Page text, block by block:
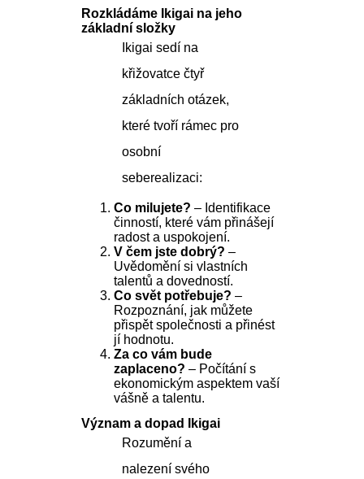
Rozkládáme Ikigai na jeho
základní složky
Ikigai sedí na
křižovatce čtyř
základních otázek,
které tvoří rámec pro
osobní
seberealizaci:
Co milujete? – Identifikace
činností, které vám přinášejí
radost a uspokojení.
V čem jste dobrý? –
Uvědomění si vlastních
talentů a dovedností.
Co svět potřebuje? –
Rozpoznání, jak můžete
přispět společnosti a přinést
jí hodnotu.
Za co vám bude
zaplaceno? – Počítání s
ekonomickým aspektem vaší
vášně a talentu.
Význam a dopad Ikigai
Rozumění a
nalezení svého